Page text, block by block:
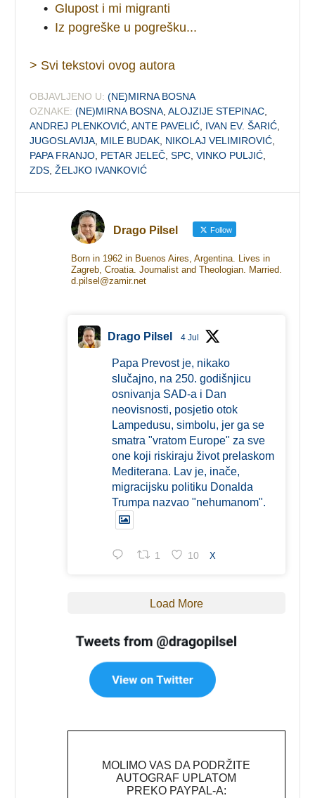
• Glupost i mi migranti
• Iz pogreške u pogrešku...
> Svi tekstovi ovog autora
OBJAVLJENO U: (NE)MIRNA BOSNA
OZNAKE: (NE)MIRNA BOSNA ,ALOJZIJE STEPINAC
ANDREJ PLENKOVIĆ ,ANTE PAVELIĆ IVAN EV. ŠARIĆ
JUGOSLAVIJA MILE BUDAK NIKOLAJ VELIMIROVIĆ
PAPA FRANJO PETAR JELEČ ,SPC ,VINKO PULJIĆ
ZDS ,ŽELJKO IVANKOVIĆ
Drago Pilsel Follow
Born in 1962 in Buenos Aires, Argentina. Lives in
Zagreb, Croatia. Journalist and Theologian. Married.
d.pilsel@zamir.net
Drago Pilsel 4 Jul
Papa Prevost je, nikako
slučajno, na 250. godišnjicu
osnivanja SAD-a i Dan
neovisnosti, posjetio otok
Lampedusu, simbolu, jer ga se
smatra "vratom Europe" za sve
one koji riskiraju život prelaskom
Mediterana. Lav je, inače,
migracijsku politiku Donalda
Trumpa nazvao "nehumanom".
1 10 X
Load More
MOLIMO VAS DA PODRŽITE
AUTOGRAF UPLATOM
PREKO PAYPAL-A: